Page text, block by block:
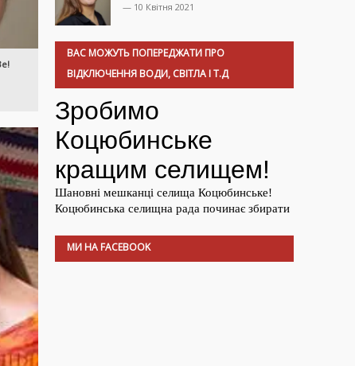
— 10 Квітня 2021
ВАС МОЖУТЬ ПОПЕРЕДЖАТИ ПРО
ВІДКЛЮЧЕННЯ ВОДИ, СВІТЛА І Т.Д
МИ НА FACEBOOK